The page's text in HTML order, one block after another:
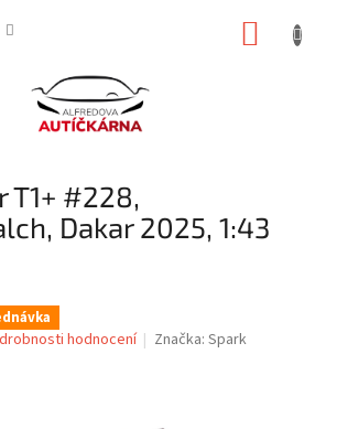
T1+ #228,
Dakar 2025, 1:43
hodnocení Značka:Spark